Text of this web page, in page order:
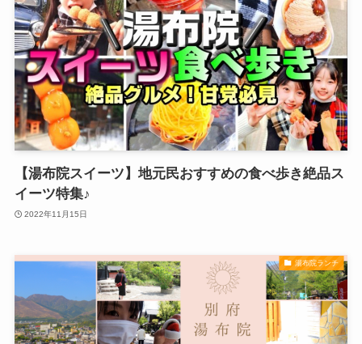
【湯布院スイーツ】地元民おすすめの食べ歩き絶品ス
イーツ特集♪
2022年11月15日
湯布院ランチ